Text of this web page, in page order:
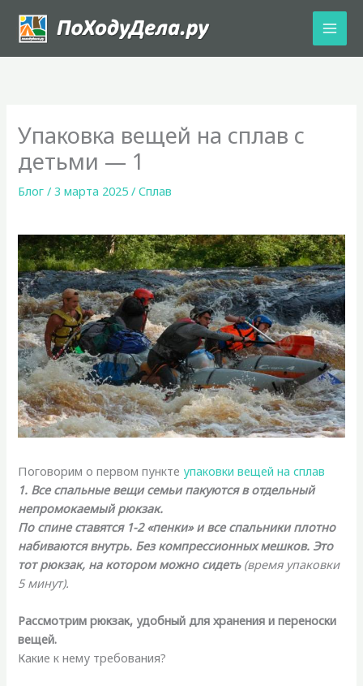
содержимому
Упаковка вещей на сплав с
детьми — 1
Блог /3 марта 2025/Сплав
Поговорим о первом пункте упаковки вещей на сплав
1. Все спальные вещи семьи пакуются в отдельный
непромокаемый рюкзак.
По спине ставятся 1-2 «пенки» и все спальники плотно
набиваются внутрь. Без компрессионных мешков. Это
тот рюкзак, на котором можно сидеть(время упаковки
5 минут).
Рассмотрим рюкзак, удобный для хранения и переноски
вещей.
Какие к нему требования?